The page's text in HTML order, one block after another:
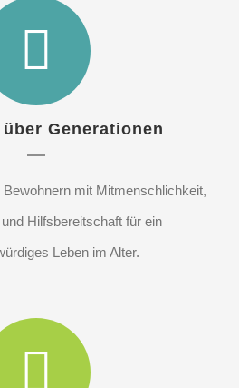
Generationen
mit Mitmenschlichkeit,
Hilfsbereitschaft für ein
Leben im Alter.